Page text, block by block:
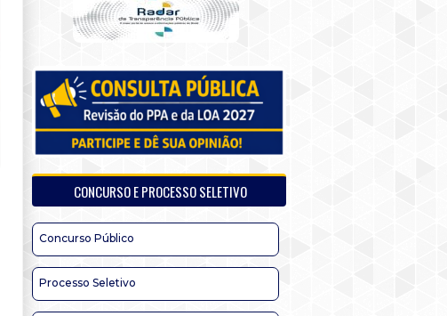
CONCURSO E PROCESSO SELETIVO
Concurso Público
Processo Seletivo